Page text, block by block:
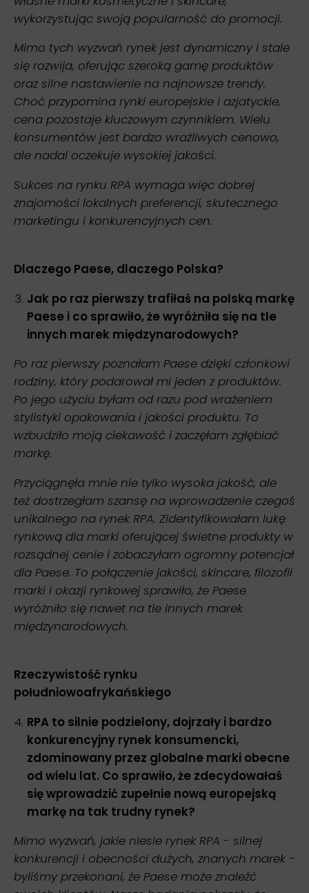
wykorzystując swoją popularność do promocji.
Mimo tych wyzwań rynek jest dynamiczny i stale
się rozwija, oferując szeroką gamę produktów
oraz silne nastawienie na najnowsze trendy.
Choć przypomina rynki europejskie i azjatyckie,
cena pozostaje kluczowym czynnikiem. Wielu
konsumentów jest bardzo wrażliwych cenowo,
ale nadal oczekuje wysokiej jakości.
Sukces na rynku RPA wymaga więc dobrej
znajomości lokalnych preferencji, skutecznego
marketingu i konkurencyjnych cen.
Dlaczego Paese, dlaczego Polska?
Jak po raz pierwszy trafiłaś na polską markę
Paese i co sprawiło, że wyróżniła się na tle
innych marek międzynarodowych?
Po raz pierwszy poznałam Paese dzięki członkowi
rodziny, który podarował mi jeden z produktów.
Po jego użyciu byłam od razu pod wrażeniem
stylistyki opakowania i jakości produktu. To
wzbudziło moją ciekawość i zaczęłam zgłębiać
markę.
Przyciągnęła mnie nie tylko wysoka jakość, ale
też dostrzegłam szansę na wprowadzenie czegoś
unikalnego na rynek RPA. Zidentyfikowałam lukę
rynkową dla marki oferującej świetne produkty w
rozsądnej cenie i zobaczyłam ogromny potencjał
dla Paese. To połączenie jakości, skincare, filozofii
marki i okazji rynkowej sprawiło, że Paese
wyróżniło się nawet na tle innych marek
międzynarodowych.
Rzeczywistość rynku
południowoafrykańskiego
RPA to silnie podzielony, dojrzały i bardzo
konkurencyjny rynek konsumencki,
zdominowany przez globalne marki obecne
od wielu lat. Co sprawiło, że zdecydowałaś
się wprowadzić zupełnie nową europejską
markę na tak trudny rynek?
Mimo wyzwań, jakie niesie rynek RPA - silnej
konkurencji i obecności dużych, znanych marek -
byliśmy przekonani, że Paese może znaleźć